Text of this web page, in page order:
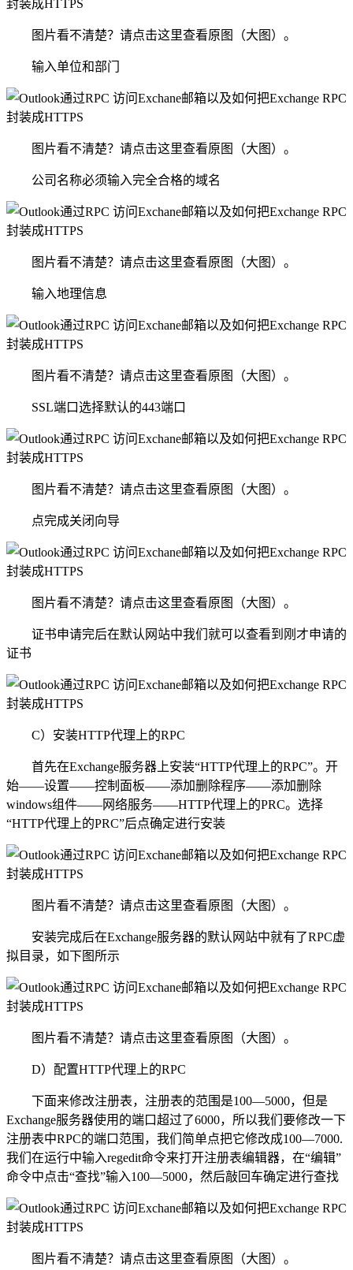
图片看不清楚？请点击这里查看原图（大图）。
输入单位和部门
图片看不清楚？请点击这里查看原图（大图）。
公司名称必须输入完全合格的域名
图片看不清楚？请点击这里查看原图（大图）。
输入地理信息
图片看不清楚？请点击这里查看原图（大图）。
SSL端口选择默认的443端口
图片看不清楚？请点击这里查看原图（大图）。
点完成关闭向导
图片看不清楚？请点击这里查看原图（大图）。
证书申请完后在默认网站中我们就可以查看到刚才申请的
证书
C）安装HTTP代理上的RPC
首先在Exchange服务器上安装“HTTP代理上的RPC”。开
始——设置——控制面板——添加删除程序——添加删除
windows组件——网络服务——HTTP代理上的PRC。选择
“HTTP代理上的PRC”后点确定进行安装
图片看不清楚？请点击这里查看原图（大图）。
安装完成后在Exchange服务器的默认网站中就有了RPC虚
拟目录，如下图所示
图片看不清楚？请点击这里查看原图（大图）。
D）配置HTTP代理上的RPC
下面来修改注册表，注册表的范围是100—5000，但是
Exchange服务器使用的端口超过了6000，所以我们要修改一下
注册表中RPC的端口范围，我们简单点把它修改成100—7000.
我们在运行中输入regedit命令来打开注册表编辑器，在“编辑”
命令中点击“查找”输入100—5000，然后敲回车确定进行查找
图片看不清楚？请点击这里查看原图（大图）。